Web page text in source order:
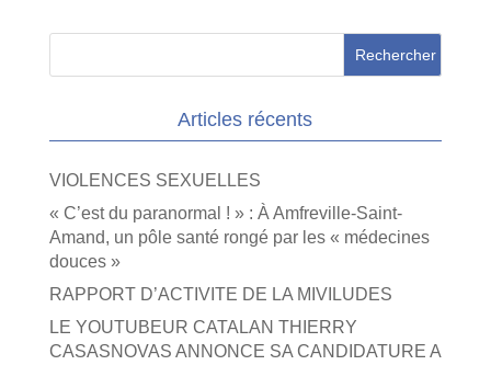
Articles récents
VIOLENCES SEXUELLES
« C’est du paranormal ! » : À Amfreville-Saint-
Amand, un pôle santé rongé par les « médecines
douces »
RAPPORT D’ACTIVITE DE LA MIVILUDES
LE YOUTUBEUR CATALAN THIERRY
CASASNOVAS ANNONCE SA CANDIDATURE A